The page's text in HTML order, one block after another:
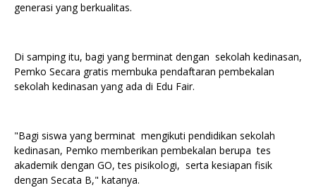
generasi yang berkualitas.
Di samping itu, bagi yang berminat dengan sekolah kedinasan,
Pemko Secara gratis membuka pendaftaran pembekalan
sekolah kedinasan yang ada di Edu Fair.
"Bagi siswa yang berminat mengikuti pendidikan sekolah
kedinasan, Pemko memberikan pembekalan berupa tes
akademik dengan GO, tes pisikologi, serta kesiapan fisik
dengan Secata B," katanya.